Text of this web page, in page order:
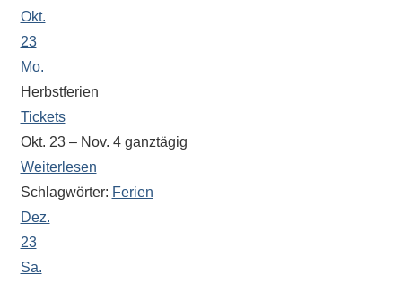
Aktivitäten
an
unserer
Schule.
Ob
Sprach-,
Mathematik-
oder
Sportwettkampf,
Musik-
oder
Okt.
23
Mo.
Herbstferien
Tickets
Okt. 23 – Nov. 4 ganztägig
Weiterlesen
Schlagwörter: Ferien
Dez.
23
Sa.